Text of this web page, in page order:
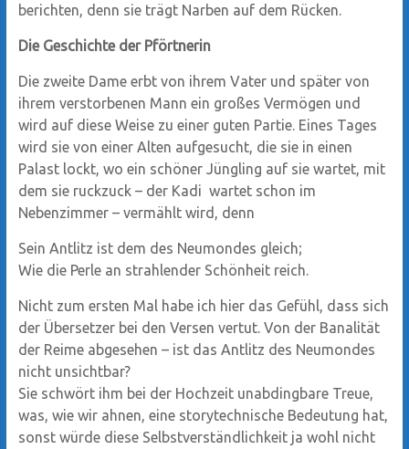
berichten, denn sie trägt Narben auf dem Rücken.
Die Geschichte der Pförtnerin
Die zweite Dame erbt von ihrem Vater und später von
ihrem verstorbenen Mann ein großes Vermögen und
wird auf diese Weise zu einer guten Partie. Eines Tages
wird sie von einer Alten aufgesucht, die sie in einen
Palast lockt, wo ein schöner Jüngling auf sie wartet, mit
dem sie ruckzuck – der Kadi wartet schon im
Nebenzimmer – vermählt wird, denn
Sein Antlitz ist dem des Neumondes gleich;
Wie die Perle an strahlender Schönheit reich.
Nicht zum ersten Mal habe ich hier das Gefühl, dass sich
der Übersetzer bei den Versen vertut. Von der Banalität
der Reime abgesehen – ist das Antlitz des Neumondes
nicht unsichtbar?
Sie schwört ihm bei der Hochzeit unabdingbare Treue,
was, wie wir ahnen, eine storytechnische Bedeutung hat,
sonst würde diese Selbstverständlichkeit ja wohl nicht